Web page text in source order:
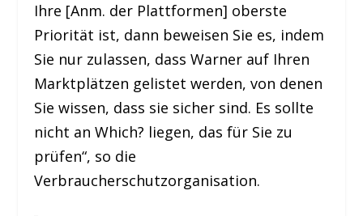
Ihre [Anm. der Plattformen] oberste
Priorität ist, dann beweisen Sie es, indem
Sie nur zulassen, dass Warner auf Ihren
Marktplätzen gelistet werden, von denen
Sie wissen, dass sie sicher sind. Es sollte
nicht an Which? liegen, das für Sie zu
prüfen“, so die
Verbraucherschutzorganisation.